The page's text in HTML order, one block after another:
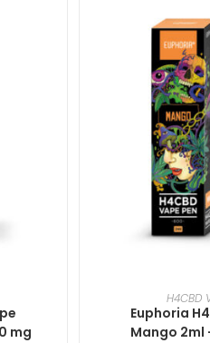
mg
TILFØJ
H4CBD
Euphoria
Mango 2ml